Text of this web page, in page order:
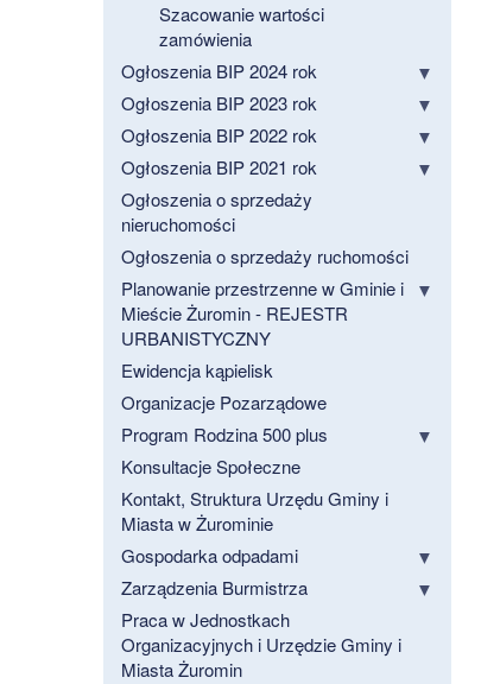
Szacowanie wartości
zamówienia
Ogłoszenia BIP 2024 rok
Ogłoszenia BIP 2023 rok
Ogłoszenia BIP 2022 rok
Ogłoszenia BIP 2021 rok
Ogłoszenia o sprzedaży
nieruchomości
Ogłoszenia o sprzedaży ruchomości
Planowanie przestrzenne w Gminie i
Mieście Żuromin - REJESTR
URBANISTYCZNY
Ewidencja kąpielisk
Organizacje Pozarządowe
Program Rodzina 500 plus
Konsultacje Społeczne
Kontakt, Struktura Urzędu Gminy i
Miasta w Żurominie
Gospodarka odpadami
Zarządzenia Burmistrza
Praca w Jednostkach
Organizacyjnych i Urzędzie Gminy i
Miasta Żuromin